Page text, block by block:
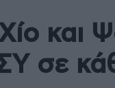
και
σε